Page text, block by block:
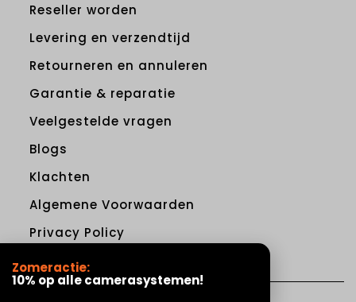
Reseller worden
Levering en verzendtijd
Retourneren en annuleren
Garantie & reparatie
Veelgestelde vragen
Blogs
Klachten
Algemene Voorwaarden
Privacy Policy
Zomeractie:
10% op alle camerasystemen!